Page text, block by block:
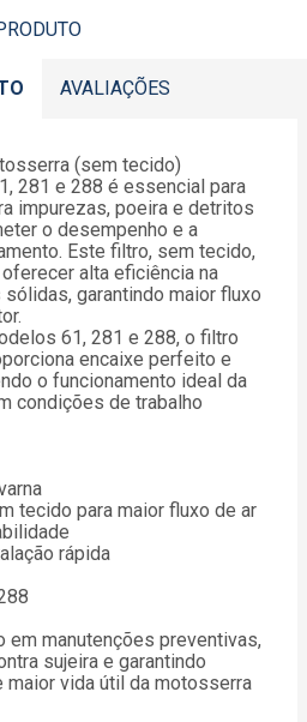
AVALIAÇÕES
(sem tecido)
281 e 288 é essencial para
impurezas, poeira e detritos
o desempenho e a
Este filtro, sem tecido,
alta eficiência na
garantindo maior fluxo
61, 281 e 288, o filtro
encaixe perfeito e
o funcionamento ideal da
condições de trabalho
tecido para maior fluxo de ar
rápida
em manutenções preventivas,
sujeira e garantindo
maior vida útil da motosserra